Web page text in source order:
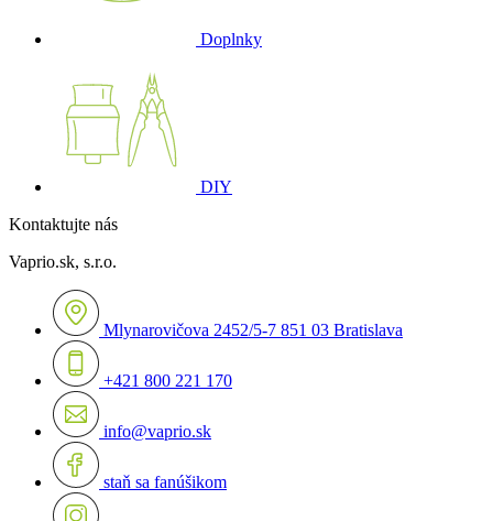
Doplnky
DIY
Kontaktujte nás
Vaprio.sk, s.r.o.
Mlynarovičova 2452/5-7 851 03 Bratislava
+421 800 221 170
info@vaprio.sk
staň sa fanúšikom